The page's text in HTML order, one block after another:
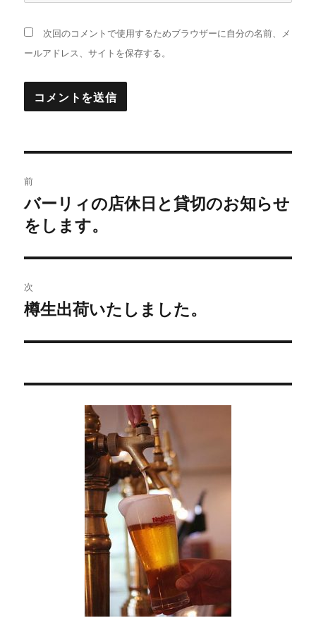
次回のコメントで使用するためブラウザーに自分の名前、メ
ールアドレス、サイトを保存する。
稿
ナ
ビ
ゲ
ー
シ
前
過
去
投
稿:
バーリィの店休日と貸切のお知らせ
をします。
次
次
投
樽生出荷いたしました。